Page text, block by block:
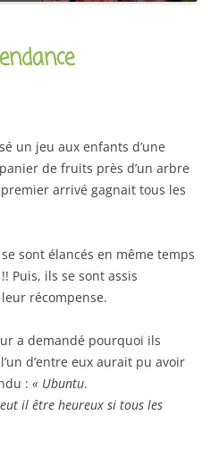
un jeu aux enfants d’une
de fruits près d’un arbre
arrivé gagnait tous les
sont élancés en même temps
Puis, ils se sont assis
récompense.
a demandé pourquoi ils
d’entre eux aurait pu avoir
: « Ubuntu.
il être heureux si tous les